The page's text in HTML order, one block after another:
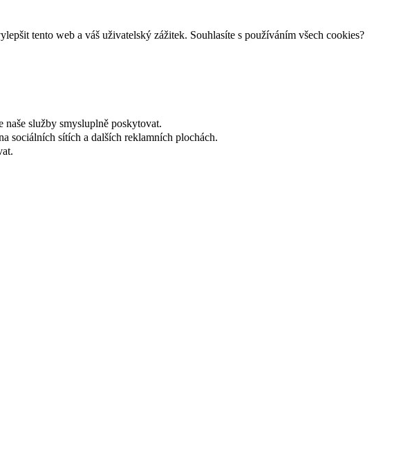
tento web a váš uživatelský zážitek. Souhlasíte s používáním všech cookies?
služby smysluplně poskytovat.
sociálních sítích a dalších reklamních plochách.